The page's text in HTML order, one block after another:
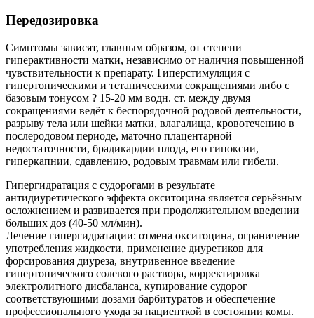
Передозировка
Симптомы зависят, главным образом, от степени
гиперактивности матки, независимо от наличия повышенной
чувствительности к препарату. Гиперстимуляция с
гипертоническими и тетаническими сокращениями либо с
базовым тонусом ? 15-20 мм водн. ст. между двумя
сокращениями ведёт к беспорядочной родовой деятельности,
разрыву тела или шейки матки, влагалища, кровотечению в
послеродовом периоде, маточно плацентарной
недостаточности, брадикардии плода, его гипоксии,
гиперкапнии, сдавлению, родовым травмам или гибели.
Гипергидратация с судорогами в результате
антидиуретического эффекта окситоцина является серьёзным
осложнением и развивается при продолжительном введении
больших доз (40-50 мл/мин).
Лечение гипергидратации: отмена окситоцина, ограничение
употребления жидкости, применение диуретиков для
форсирования диуреза, внутривенное введение
гипертонического солевого раствора, корректировка
электролитного дисбаланса, купирование судорог
соответствующими дозами барбитуратов и обеспечение
профессионального ухода за пациенткой в состоянии комы.